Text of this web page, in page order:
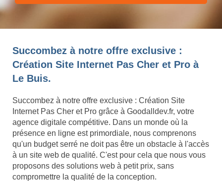
Succombez à notre offre exclusive :
Création Site Internet Pas Cher et Pro à
Le Buis.
Succombez à notre offre exclusive : Création Site
Internet Pas Cher et Pro grâce à Goodalldev.fr, votre
agence digitale compétitive. Dans un monde où la
présence en ligne est primordiale, nous comprenons
qu'un budget serré ne doit pas être un obstacle à l'accès
à un site web de qualité. C'est pour cela que nous vous
proposons des solutions web à petit prix, sans
compromettre la qualité de la conception.